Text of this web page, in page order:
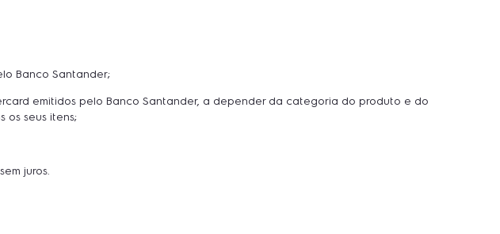
Banco Santander;
emitidos pelo Banco Santander, a depender da categoria do produto e do
seus itens;
juros.